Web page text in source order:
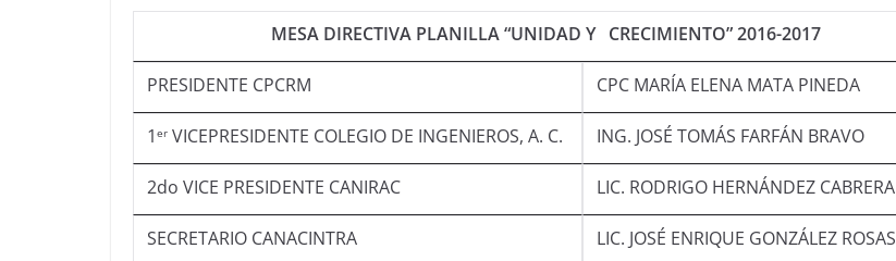
MESA DIRECTIVA PLANILLA “UNIDAD Y CRECIMIENTO” 2016-2017
PRESIDENTE CPCRM CPC MARÍA ELENA MATA PINEDA
1 er VICEPRESIDENTE COLEGIO DE INGENIEROS, A. C. ING. JOSÉ TOMÁS FARFÁN BRAVO
2do VICE PRESIDENTE CANIRAC LIC. RODRIGO HERNÁNDEZ CABRERA
SECRETARIO CANACINTRA LIC. JOSÉ ENRIQUE GONZÁLEZ ROSAS